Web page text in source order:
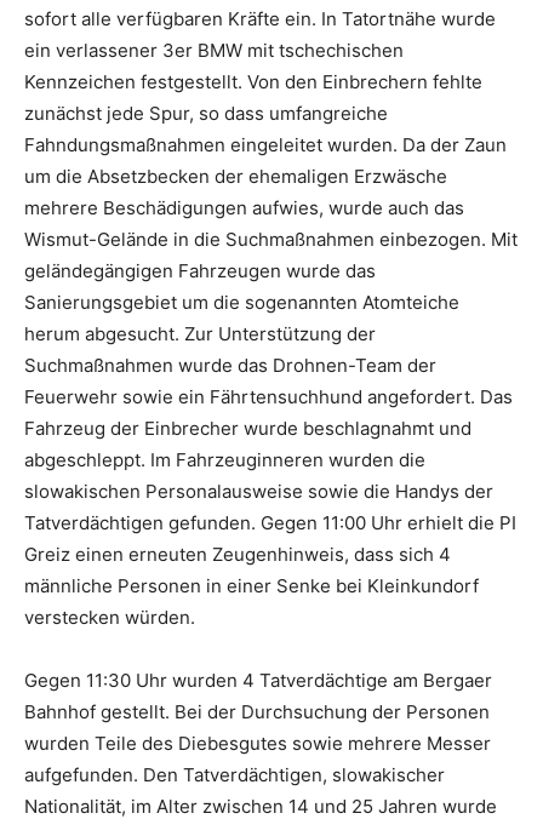
sofort alle verfügbaren Kräfte ein. In Tatortnähe wurde
ein verlassener 3er BMW mit tschechischen
Kennzeichen festgestellt. Von den Einbrechern fehlte
zunächst jede Spur, so dass umfangreiche
Fahndungsmaßnahmen eingeleitet wurden. Da der Zaun
um die Absetzbecken der ehemaligen Erzwäsche
mehrere Beschädigungen aufwies, wurde auch das
Wismut-Gelände in die Suchmaßnahmen einbezogen. Mit
geländegängigen Fahrzeugen wurde das
Sanierungsgebiet um die sogenannten Atomteiche
herum abgesucht. Zur Unterstützung der
Suchmaßnahmen wurde das Drohnen-Team der
Feuerwehr sowie ein Fährtensuchhund angefordert. Das
Fahrzeug der Einbrecher wurde beschlagnahmt und
abgeschleppt. Im Fahrzeuginneren wurden die
slowakischen Personalausweise sowie die Handys der
Tatverdächtigen gefunden. Gegen 11:00 Uhr erhielt die PI
Greiz einen erneuten Zeugenhinweis, dass sich 4
männliche Personen in einer Senke bei Kleinkundorf
verstecken würden.
Gegen 11:30 Uhr wurden 4 Tatverdächtige am Bergaer
Bahnhof gestellt. Bei der Durchsuchung der Personen
wurden Teile des Diebesgutes sowie mehrere Messer
aufgefunden. Den Tatverdächtigen, slowakischer
Nationalität, im Alter zwischen 14 und 25 Jahren wurde